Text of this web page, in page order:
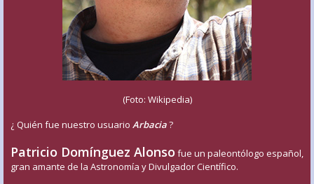
(Foto: Wikipedia)
¿ Quién fue nuestro usuario Arbacia?
Patricio Domínguez Alonso fue un paleontólogo español,
gran amante de la Astronomía y Divulgador Científico.